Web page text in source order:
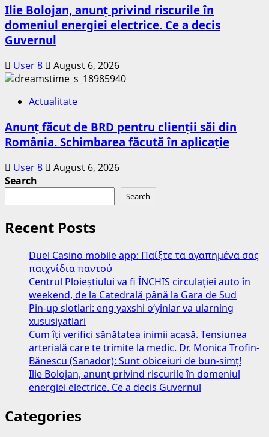
Ilie Bolojan, anunț privind riscurile în
domeniul energiei electrice. Ce a decis
Guvernul
User 8 August 6, 2026
Actualitate
Anunț făcut de BRD pentru clienții săi din
România. Schimbarea făcută în aplicație
User 8
August 6, 2026
Search
Search
Recent Posts
Duel Casino mobile app: Παίξτε τα αγαπημένα σας
παιχνίδια παντού
Centrul Ploieștiului va fi ÎNCHIS circulației auto în
weekend, de la Catedrală până la Gara de Sud
Pin-up slotlari: eng yaxshi o‘yinlar va ularning
xususiyatlari
Cum îți verifici sănătatea inimii acasă. Tensiunea
arterială care te trimite la medic. Dr. Monica Trofin-
Bănescu (Sanador): Sunt obiceiuri de bun-simț!
Ilie Bolojan, anunț privind riscurile în domeniul
energiei electrice. Ce a decis Guvernul
Categories